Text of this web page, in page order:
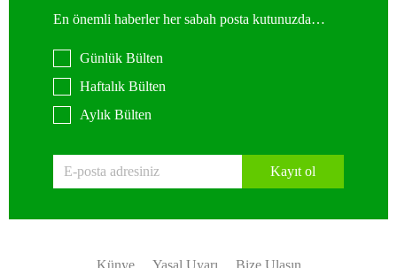
En önemli haberler her sabah posta kutunuzda…
Günlük Bülten
Haftalık Bülten
Aylık Bülten
Kayıt ol
Künye Yasal Uyarı Bize Ulaşın